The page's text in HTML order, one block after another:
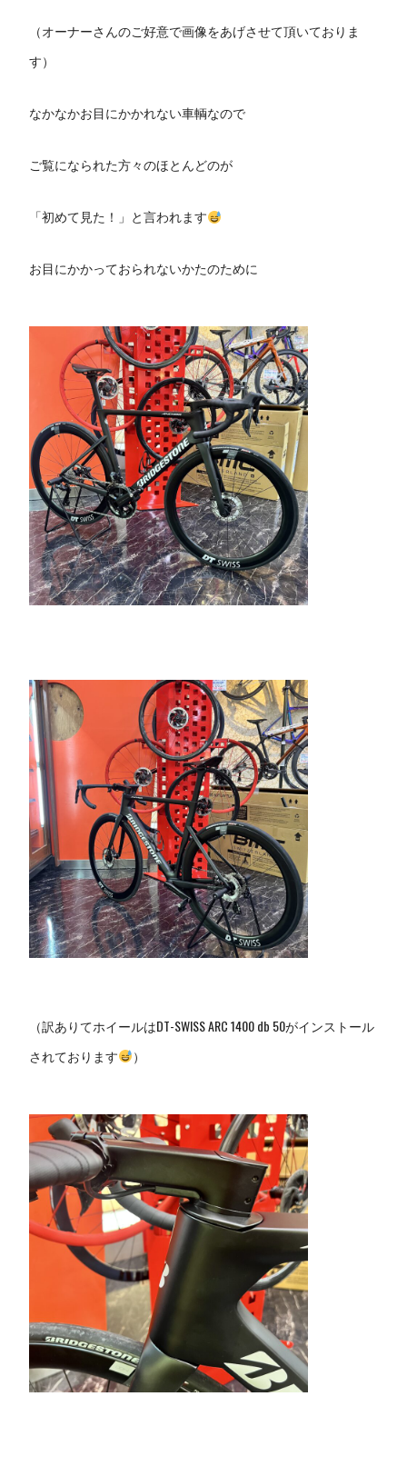
（オーナーさんのご好意で画像をあげさせて頂いておりま
す）
なかなかお目にかかれない車輌なので
ご覧になられた方々のほとんどのが
「初めて見た！」と言われます
お目にかかっておられないかたのために
（訳ありてホイールはDT-SWISS ARC 1400 db 50がインストール
されております
）